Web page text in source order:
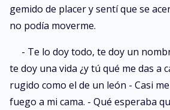
gemido de placer y sentí que se
no podía moverme.
- Te lo doy todo, te doy un
te doy una vida ¿y tú qué me das a
rugido como el de un león - Casi
fuego a mi cama. - Qué esperaba